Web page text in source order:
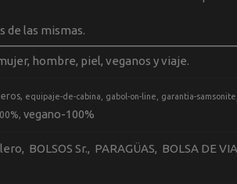
de las mismas.
hombre, piel, veganos y viaje.
equipaje-de-cabina gabol-on-line garantia-samsonite
vegano-100%
BOLSOS Sr. PARAGÜAS
BOLSA DE